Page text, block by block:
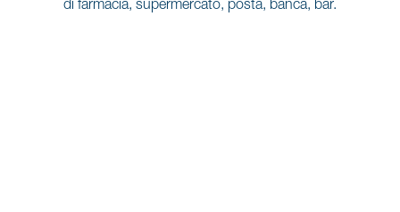
di farmacia, supermercato, posta, banca, bar.